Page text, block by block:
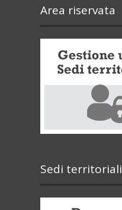
Area riservata
Sedi territoriali